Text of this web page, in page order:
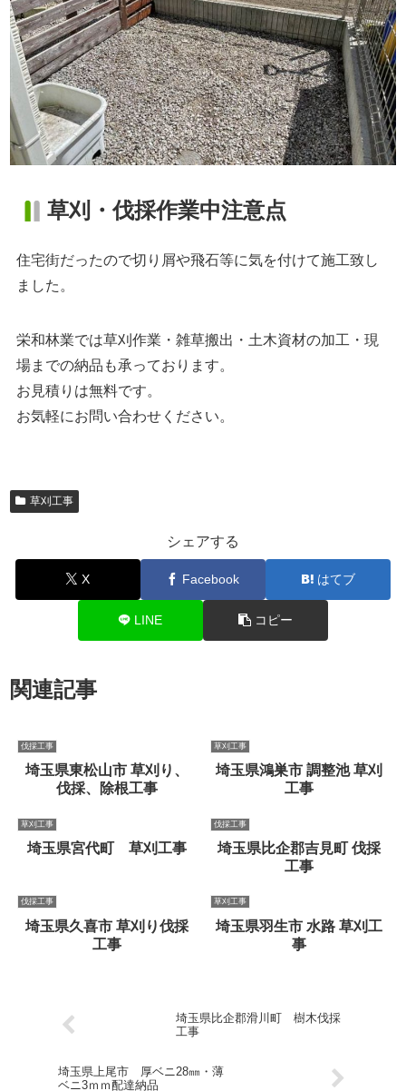
草刈・伐採作業中注意点
住宅街だったので切り屑や飛石等に気を付けて施工致し
ました。
栄和林業では草刈作業・雑草搬出・土木資材の加工・現
場までの納品も承っております。
お見積りは無料です。
お気軽にお問い合わせください。
草刈工事
シェアする
X Facebook はてブ
LINE コピー
関連記事
伐採工事
埼玉県東松山市 草刈り、
伐採、除根工事
草刈工事
埼玉県鴻巣市 調整池 草刈
工事
草刈工事
埼玉県宮代町 草刈工事
伐採工事
埼玉県比企郡吉見町 伐採
工事
伐採工事
埼玉県久喜市 草刈り伐採
工事
草刈工事
埼玉県羽生市 水路 草刈工
事
埼玉県比企郡滑川町 樹木伐採
工事
埼玉県上尾市 厚ベニ28㎜・薄
ベニ3ｍｍ配達納品